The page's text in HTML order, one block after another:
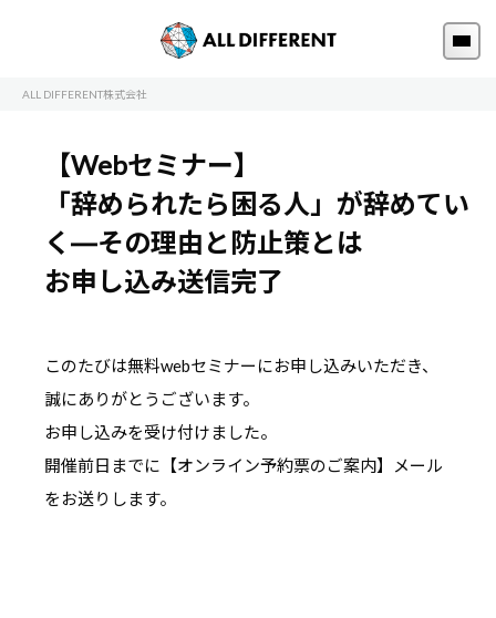
ALL DIFFERENT株式会社
【Webセミナー】
「辞められたら困る人」が辞めてい
く―その理由と防止策とは
お申し込み送信完了
このたびは無料webセミナーにお申し込みいただき、
誠にありがとうございます。
お申し込みを受け付けました。
開催前日までに【オンライン予約票のご案内】メール
をお送りします。